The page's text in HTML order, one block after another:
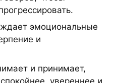
эмоциональные
и
и принимает,
увереннее и